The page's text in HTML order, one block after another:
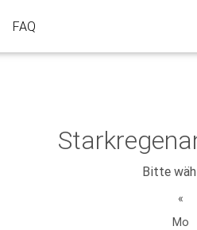
FAQ
Bitte
«
Mo